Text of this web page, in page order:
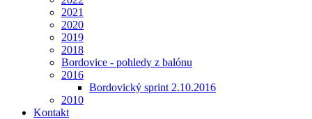
2021
2020
2019
2018
Bordovice - pohledy z balónu
2016
Bordovický sprint 2.10.2016
2010
Kontakt